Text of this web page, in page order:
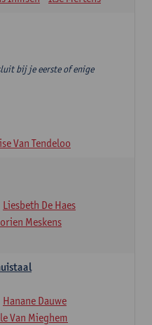
bij je eerste of enige
Van Tendeloo
Liesbeth De Haes
Meskens
Hanane Dauwe
Van Mieghem